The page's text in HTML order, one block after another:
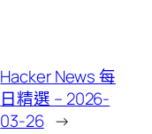
Hacker News 每
日精選 – 2026-
03-26 →